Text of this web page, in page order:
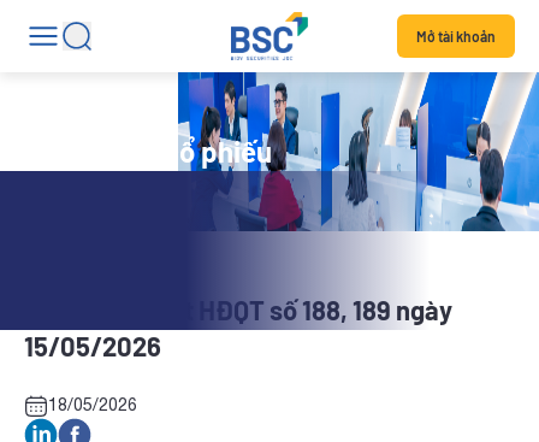
Mở tài khoản
Tin tức mã cổ phiếu
CII: Nghị quyết HĐQT số 188, 189 ngày
15/05/2026
18/05/2026